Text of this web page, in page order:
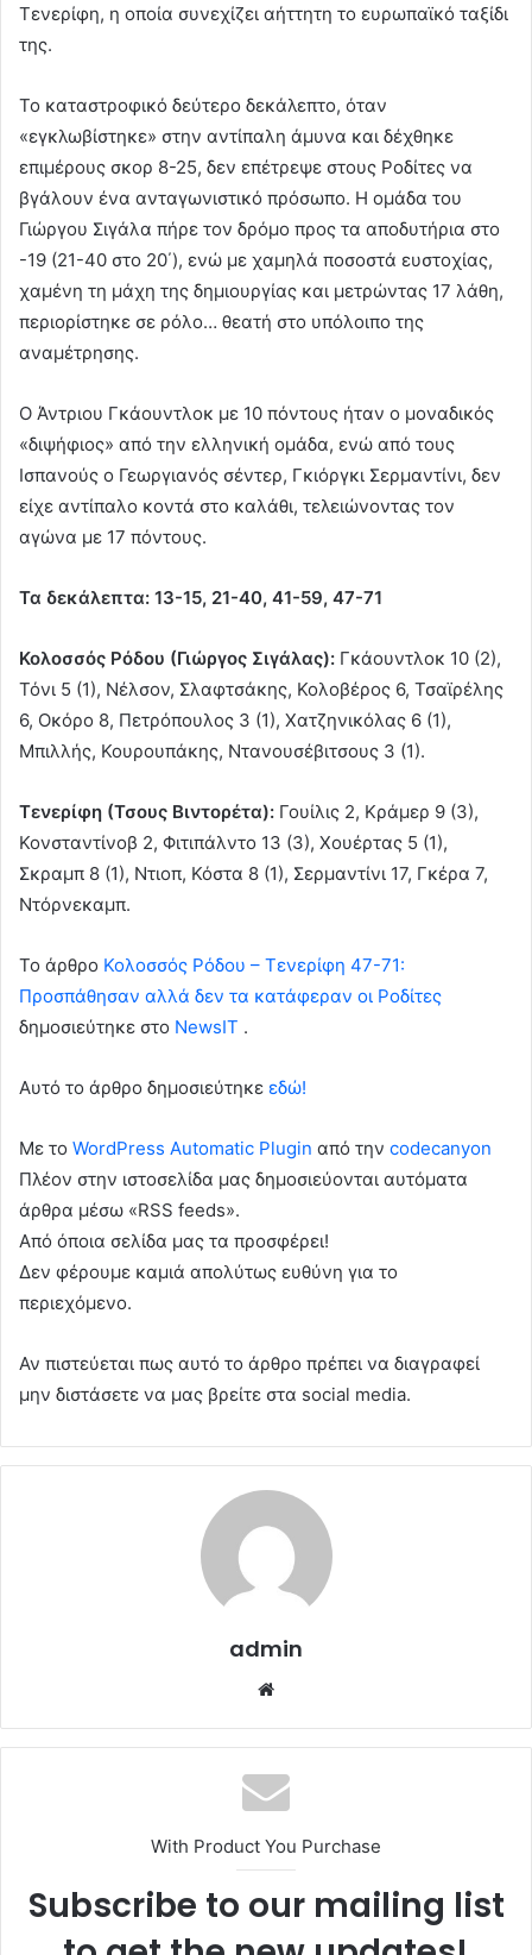
Τενερίφη, η οποία συνεχίζει αήττητη το ευρωπαϊκό ταξίδι
της.
Το καταστροφικό δεύτερο δεκάλεπτο, όταν
«εγκλωβίστηκε» στην αντίπαλη άμυνα και δέχθηκε
επιμέρους σκορ 8-25, δεν επέτρεψε στους Ροδίτες να
βγάλουν ένα ανταγωνιστικό πρόσωπο. Η ομάδα του
Γιώργου Σιγάλα πήρε τον δρόμο προς τα αποδυτήρια στο
-19 (21-40 στο 20΄), ενώ με χαμηλά ποσοστά ευστοχίας,
χαμένη τη μάχη της δημιουργίας και μετρώντας 17 λάθη,
περιορίστηκε σε ρόλο… θεατή στο υπόλοιπο της
αναμέτρησης.
Ο Άντριου Γκάουντλοκ με 10 πόντους ήταν ο μοναδικός
«διψήφιος» από την ελληνική ομάδα, ενώ από τους
Ισπανούς ο Γεωργιανός σέντερ, Γκιόργκι Σερμαντίνι, δεν
είχε αντίπαλο κοντά στο καλάθι, τελειώνοντας τον
αγώνα με 17 πόντους.
Τα δεκάλεπτα: 13-15, 21-40, 41-59, 47-71
Κολοσσός Ρόδου (Γιώργος Σιγάλας): Γκάουντλοκ 10 (2),
Τόνι 5 (1), Νέλσον, Σλαφτσάκης, Κολοβέρος 6, Τσαϊρέλης
6, Οκόρο 8, Πετρόπουλος 3 (1), Χατζηνικόλας 6 (1),
Μπιλλής, Κουρουπάκης, Ντανουσέβιτσους 3 (1).
Τενερίφη (Τσους Βιντορέτα): Γουίλις 2, Κράμερ 9 (3),
Κονσταντίνοβ 2, Φιτιπάλντο 13 (3), Χουέρτας 5 (1),
Σκραμπ 8 (1), Ντιοπ, Κόστα 8 (1), Σερμαντίνι 17, Γκέρα 7,
Ντόρνεκαμπ.
To άρθρο Κολοσσός Ρόδου – Τενερίφη 47-71:
Προσπάθησαν αλλά δεν τα κατάφεραν οι Ροδίτες
δημοσιεύτηκε στο NewsIT .
Αυτό το άρθρο δημοσιεύτηκε εδώ!
Με το WordPress Automatic Plugin από την codecanyon
Πλέον στην ιστοσελίδα μας δημοσιεύονται αυτόματα
άρθρα μέσω «RSS feeds».
Από όποια σελίδα μας τα προσφέρει!
Δεν φέρουμε καμιά απολύτως ευθύνη για το
περιεχόμενο.
Αν πιστεύεται πως αυτό το άρθρο πρέπει να διαγραφεί
μην διστάσετε να μας βρείτε στα social media.
admin
With Product You Purchase
Subscribe to our mailing list